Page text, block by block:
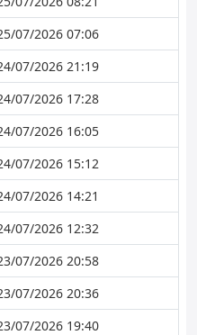
07/2026 07:06
07/2026 21:19
07/2026 17:28
07/2026 16:05
07/2026 15:12
07/2026 14:21
07/2026 12:32
07/2026 20:58
07/2026 20:36
07/2026 19:40